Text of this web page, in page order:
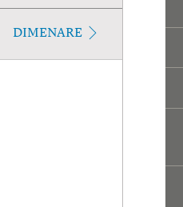
DIMENARE